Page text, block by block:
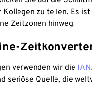
zu teilen. Es ist
Zeitzonen hinweg.
verwenden wir die
seriöse Quelle, die